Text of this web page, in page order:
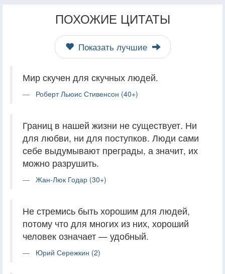
ПОХОЖИЕ ЦИТАТЫ
Показать лучшие
Мир скучен для скучных людей.
Роберт Льюис Стивенсон (40+)
Границ в нашей жизни не существует. Ни
для любви, ни для поступков. Люди сами
себе выдумывают преграды, а значит, их
можно разрушить.
Жан-Люк Годар (30+)
Не стремись быть хорошим для людей,
потому что для многих из них, хороший
человек означает — удобный.
Юрий Сережкин (2)